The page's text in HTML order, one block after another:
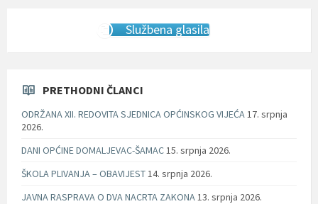
Službena glasila
PRETHODNI ČLANCI
ODRŽANA XII. REDOVITA SJEDNICA OPĆINSKOG VIJEĆA17. srpnja
2026.
DANI OPĆINE DOMALJEVAC-ŠAMAC15. srpnja 2026.
ŠKOLA PLIVANJA – OBAVIJEST14. srpnja 2026.
JAVNA RASPRAVA O DVA NACRTA ZAKONA13. srpnja 2026.